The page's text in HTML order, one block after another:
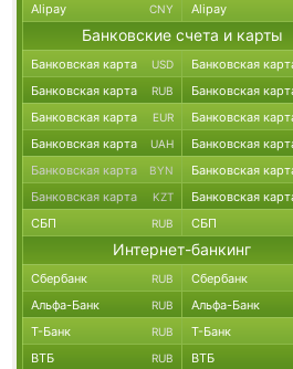
Alipay CNY Alipay
Банковские счета и карты
Банковская карта USD Банковская
Банковская карта RUB Банковская
Банковская карта EUR Банковская
Банковская карта UAH Банковская
Банковская карта BYN Банковская
Банковская карта KZT Банковская
СБП RUB СБП
Интернет-банкинг
Сбербанк RUB Сбербанк
Альфа-Банк RUB Альфа-Банк
Т-Банк RUB Т-Банк
ВТБ RUB ВТБ